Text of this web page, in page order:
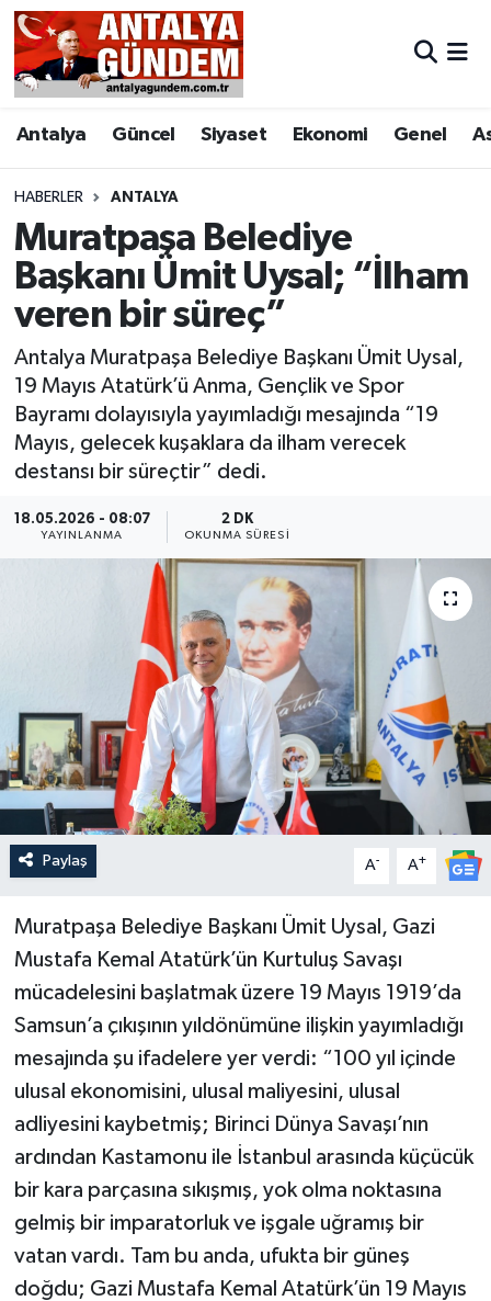
Antalya Güncel Siyaset Ekonomi Genel
HABERLER ANTALYA
Muratpaşa Belediye
Başkanı Ümit Uysal; “İlham
veren bir süreç”
Antalya Muratpaşa Belediye Başkanı Ümit Uysal,
19 Mayıs Atatürk’ü Anma, Gençlik ve Spor
Bayramı dolayısıyla yayımladığı mesajında “19
Mayıs, gelecek kuşaklara da ilham verecek
destansı bir süreçtir” dedi.
18.05.2026 - 08:07
YAYINLANMA
2 DK
OKUNMA SÜRESI
Paylaş A- A+
Muratpaşa Belediye Başkanı Ümit Uysal, Gazi
Mustafa Kemal Atatürk’ün Kurtuluş Savaşı
mücadelesini başlatmak üzere 19 Mayıs 1919’da
Samsun’a çıkışının yıldönümüne ilişkin yayımladığı
mesajında şu ifadelere yer verdi: “100 yıl içinde
ulusal ekonomisini, ulusal maliyesini, ulusal
adliyesini kaybetmiş; Birinci Dünya Savaşı’nın
ardından Kastamonu ile İstanbul arasında küçücük
bir kara parçasına sıkışmış, yok olma noktasına
gelmiş bir imparatorluk ve işgale uğramış bir
vatan vardı. Tam bu anda, ufukta bir güneş
doğdu; Gazi Mustafa Kemal Atatürk’ün 19 Mayıs
Antalya
Asayiş
Bilim & Teknoloji
Bölge
EĞİTİM
Ekonomi
Genel
Görüntülü Haber
Güncel
Kültür & Sanat
Resmi İlan
Sağlık & Yaşam
Siyaset
Spor
Antalya Nöbetçi Eczaneler
Antalya Hava Durumu
Antalya Namaz Vakitleri
Antalya Trafik Yoğunluk Haritası
Süper Lig Puan Durumu ve Fikstür
Tüm Manşetler
Son Dakika Haberleri
Haber Arşivi